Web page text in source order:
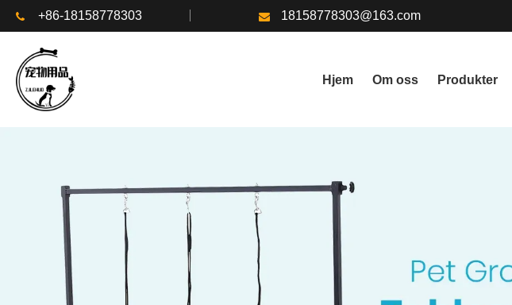
+86-18158778303 18158778303@163.com
Hjem Om oss Produkter